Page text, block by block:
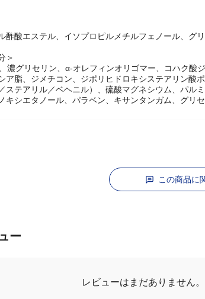
酢酸エステル、イソプロピルメチルフェノール、グ
＞
濃グリセリン、α‐オレフィンオリゴマー、コハク酸
ア脂、ジメチコン、ジポリヒドロキシステアリン酸
ステアリル／ベヘニル）、硫酸マグネシウム、パ
キシエタノール、パラベン、キサンタンガム、グリ
この商品に
ー
レビューはまだありません。